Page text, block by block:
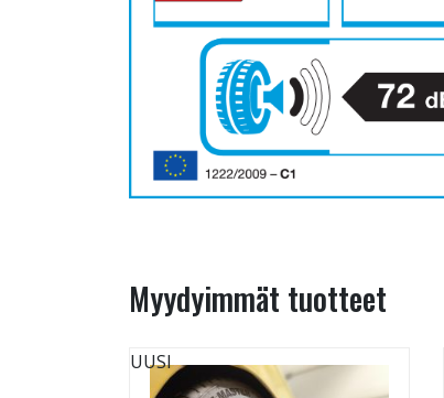
Myydyimmät tuotteet
UUSI